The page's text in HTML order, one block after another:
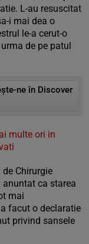
L-au resuscitat
i mai dea o
le-a cerut-o
de pe patul
ne în Discover
multe ori in
Chirurgie
ca starea
mai
facut o declaratie
privind sansele